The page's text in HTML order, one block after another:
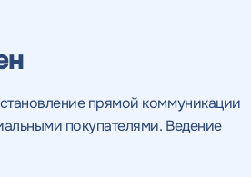
прямой коммуникации
покупателями. Ведение